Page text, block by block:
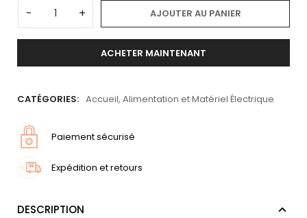
- + AJOUTER AU PANIER
ACHETER MAINTENANT
CATÉGORIES: Accueil, Alimentation et Matériel Électrique
Paiement sécurisé
Expédition et retours
DESCRIPTION